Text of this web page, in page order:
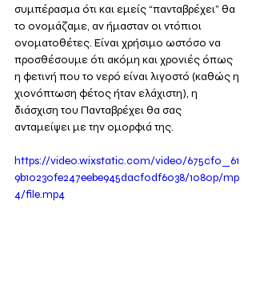
συμπέρασμα ότι και εμείς “πανταβρέχει” θα
το ονομάζαμε, αν ήμασταν οι ντόπιοι
ονοματοθέτες. Είναι χρήσιμο ωστόσο να
προσθέσουμε ότι ακόμη και χρονιές όπως
η φετινή που το νερό είναι λιγοστό (καθώς η
χιονόπτωση φέτος ήταν ελάχιστη), η
διάσχιση του Πανταβρέχει θα σας
ανταμείψει με την ομορφιά της.
https://video.wixstatic.com/video/675cf0_61
9b10230fe247eebe945dacf0df6038/1080p/mp
4/file.mp4